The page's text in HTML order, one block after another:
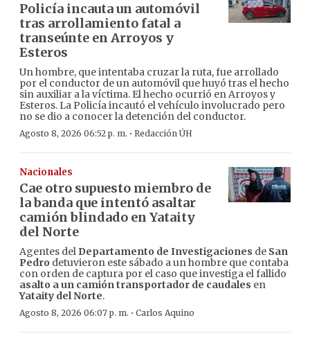
Policía incauta un automóvil
tras arrollamiento fatal a
transeúnte en Arroyos y
Esteros
Un hombre, que intentaba cruzar la ruta, fue arrollado
por el conductor de un automóvil que huyó tras el hecho
sin auxiliar a la víctima. El hecho ocurrió en Arroyos y
Esteros. La Policía incautó el vehículo involucrado pero
no se dio a conocer la detención del conductor.
Agosto 8, 2026 06:52 p. m. · Redacción ÚH
Nacionales
Cae otro supuesto miembro de
la banda que intentó asaltar
camión blindado en Yataity
del Norte
Agentes del Departamento de Investigaciones de San
Pedro detuvieron este sábado a un hombre que contaba
con orden de captura por el caso que investiga el fallido
asalto a un camión transportador de caudales en
Yataity del Norte.
Agosto 8, 2026 06:07 p. m. · Carlos Aquino